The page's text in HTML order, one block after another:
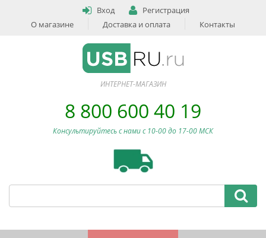
Вход
Регистрация
О магазине
Доставка и оплата Контакты
ИНТЕРНЕТ-МАГАЗИН
8 800 600 40 19
Консультируйтесь с нами c 10-00 до 17-00 МСК